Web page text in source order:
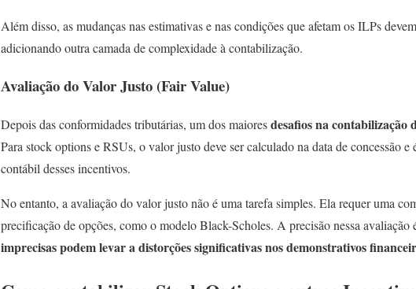
Além disso, as mudanças nas estimativas e nas condições que afetam os ILPs
adicionando outra camada de complexidade à contabilização.
Avaliação do Valor Justo (Fair Value)
Depois das conformidades tributárias, um dos maioresdesafios na contabilização
Para stock options e RSUs, o valor justo deve ser calculado na data de concessão
contábil desses incentivos.
No entanto, a avaliação do valor justo não é uma tarefa simples. Ela requer uma
precificação de opções, como o modelo Black-Scholes. A precisão nessa avaliação
imprecisas podem levar a distorções significativas nos demonstrativos